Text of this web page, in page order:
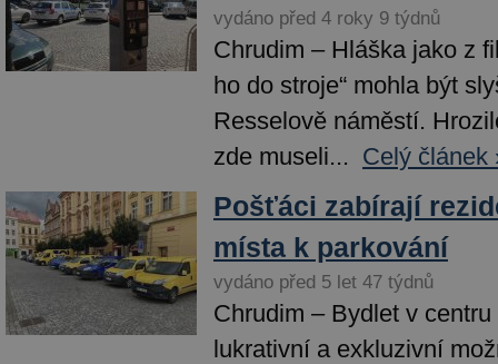
vydáno před 4 roky 9 týdnů
Chrudim – Hláška jako z
ho do stroje“ mohla být
Resselově náměstí.
zde museli... Celý článek
Pošťáci zabírají
místa k parkování
vydáno před 5 let 47 týdnů
Chrudim – Bydlet v
lukrativní a exkluzivní